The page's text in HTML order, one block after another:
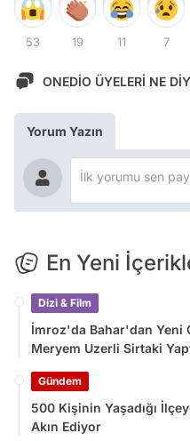
53 19 11 7
ONEDİO ÜYELERİ NE
Yorum Yazın
En Yeni
Dizi & Film
İmroz'da Bahar'dan Yeni
Meryem Uzerli Sirtaki
Gündem
500 Kişinin Yaşadığı
Akın Ediyor